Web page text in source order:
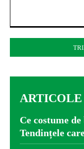
Ce costume
Tendințele